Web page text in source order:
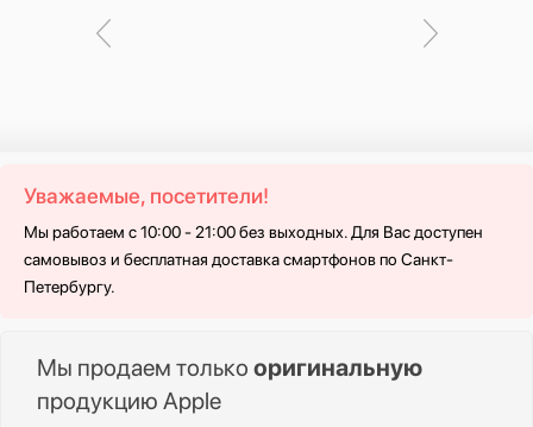
Уважаемые, посетители!
Мы работаем с 10:00 - 21:00 без выходных. Для Вас доступен
самовывоз и бесплатная доставка смартфонов по Санкт-
Петербургу.
Мы продаем только оригинальную
продукцию Apple